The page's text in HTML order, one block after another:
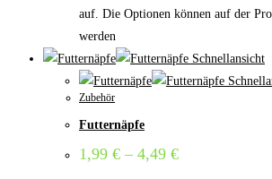
auf. Die Optionen können auf der
werden
Schnellansicht
Zubehör
Futternäpfe
1,99 € – 4,49 €